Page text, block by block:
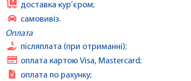
доставка кур’єром;
самовивіз.
Оплата
післяплата (при отриманні);
оплата картою Visa, Mastercard;
оплата по рахунку;